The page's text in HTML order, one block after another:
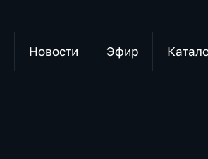
Новости Эфир